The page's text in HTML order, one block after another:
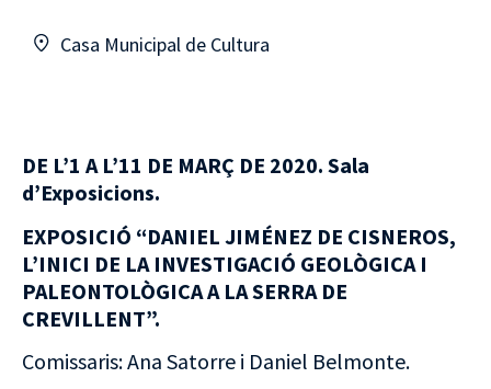
Casa Municipal de Cultura
DE L’1 A L’11 DE MARÇ DE 2020. Sala
d’Exposicions.
EXPOSICIÓ “DANIEL JIMÉNEZ DE CISNEROS,
L’INICI DE LA INVESTIGACIÓ GEOLÒGICA I
PALEONTOLÒGICA A LA SERRA DE
CREVILLENT”.
Comissaris: Ana Satorre i Daniel Belmonte.